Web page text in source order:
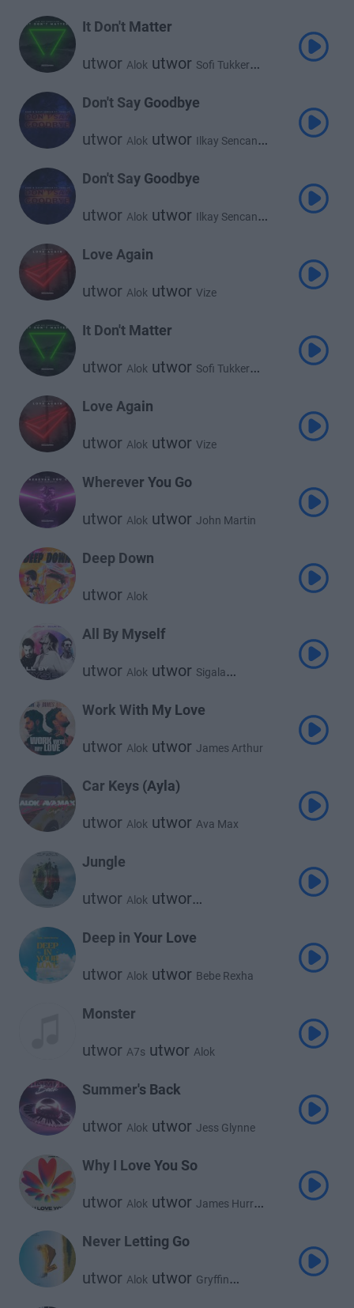
Jason Derulo
It Don't Matter
utwor Alok utwor Sofi Tukker
Don't Say Goodbye
utwor Alok utwor Ilkay Sencan
Don't Say Goodbye
utwor Alok utwor Ilkay Sencan
Love Again
utwor Alok utwor Vize
It Don't Matter
utwor Alok utwor Sofi Tukker
Love Again
utwor Alok utwor Vize
Wherever You Go
utwor Alok utwor John Martin
Deep Down
utwor Alok
All By Myself
utwor Alok utwor Sigala
Work With My Love
utwor Alok utwor James Arthur
Car Keys (Ayla)
utwor Alok utwor Ava Max
Jungle
utwor Alok utwor
Mae Stephens
Deep in Your Love
utwor Alok utwor Bebe Rexha
Monster
utwor A7s utwor Alok
Summer's Back
utwor Alok utwor Jess Glynne
Why I Love You So
utwor Alok utwor James Hurr
Never Letting Go
utwor Alok utwor Gryffin